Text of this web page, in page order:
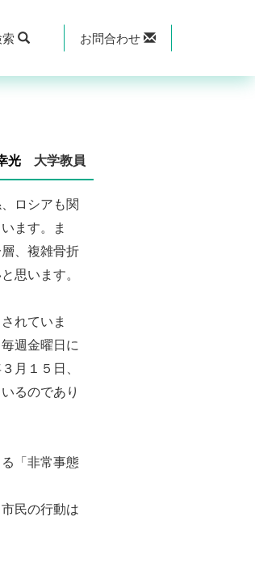
お問合わせ
光 大学教員
ロシアも関
ます。ま
、複雑骨折
思います。
れていま
週金曜日に
月１５日、
るのであり
「非常事態
民の行動は